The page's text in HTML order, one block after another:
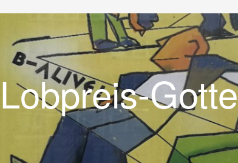
Lobpreis-